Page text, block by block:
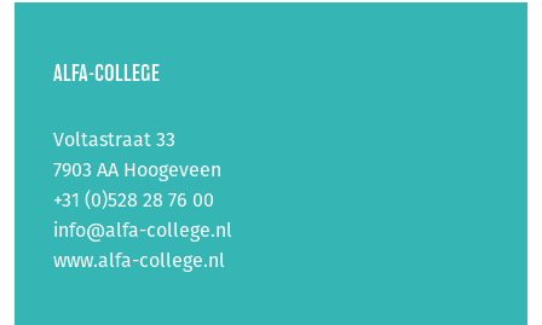
ALFA-COLLEGE
Voltastraat 33
7903 AA Hoogeveen
+31 (0)528 28 76 00
info@alfa-college.nl
www.alfa-college.nl